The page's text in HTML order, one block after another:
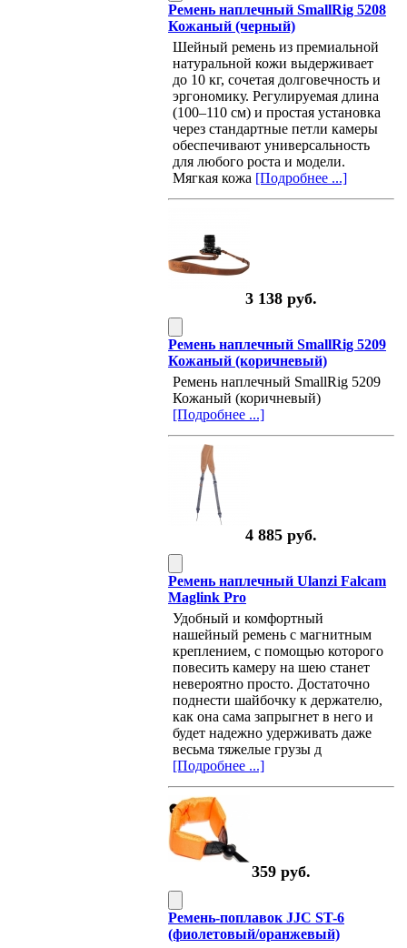
Ремень наплечный SmallRig 5208
Кожаный (черный)
Шейный ремень из премиальной
натуральной кожи выдерживает
до 10 кг, сочетая долговечность и
эргономику. Регулируемая длина
(100–110 см) и простая установка
через стандартные петли камеры
обеспечивают универсальность
для любого роста и модели.
Мягкая кожа [Подробнее ...]
3 138 руб.
Ремень наплечный SmallRig 5209
Кожаный (коричневый)
Ремень наплечный SmallRig 5209
Кожаный (коричневый)
[Подробнее ...]
4 885 руб.
Ремень наплечный Ulanzi Falcam
Maglink Pro
Удобный и комфортный
нашейный ремень с магнитным
креплением, с помощью которого
повесить камеру на шею станет
невероятно просто. Достаточно
поднести шайбочку к держателю,
как она сама запрыгнет в него и
будет надежно удерживать даже
весьма тяжелые грузы д
[Подробнее ...]
359 руб.
Ремень-поплавок JJC ST-6
(фиолетовый/оранжевый)